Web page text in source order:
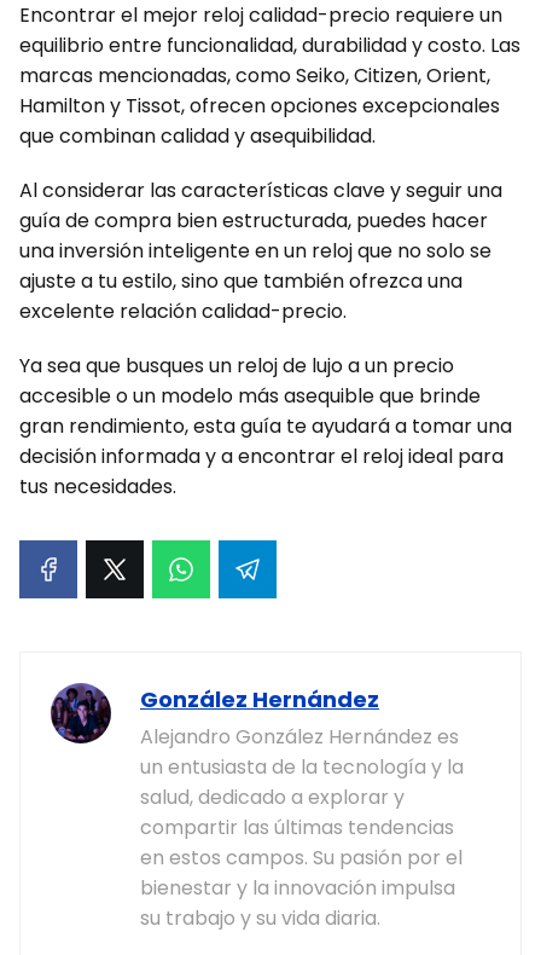
Encontrar el mejor reloj calidad-precio requiere un
equilibrio entre funcionalidad, durabilidad y costo. Las
marcas mencionadas, como Seiko, Citizen, Orient,
Hamilton y Tissot, ofrecen opciones excepcionales
que combinan calidad y asequibilidad.
Al considerar las características clave y seguir una
guía de compra bien estructurada, puedes hacer
una inversión inteligente en un reloj que no solo se
ajuste a tu estilo, sino que también ofrezca una
excelente relación calidad-precio.
Ya sea que busques un reloj de lujo a un precio
accesible o un modelo más asequible que brinde
gran rendimiento, esta guía te ayudará a tomar una
decisión informada y a encontrar el reloj ideal para
tus necesidades.
González Hernández
Alejandro González Hernández es
un entusiasta de la tecnología y la
salud, dedicado a explorar y
compartir las últimas tendencias
en estos campos. Su pasión por el
bienestar y la innovación impulsa
su trabajo y su vida diaria.